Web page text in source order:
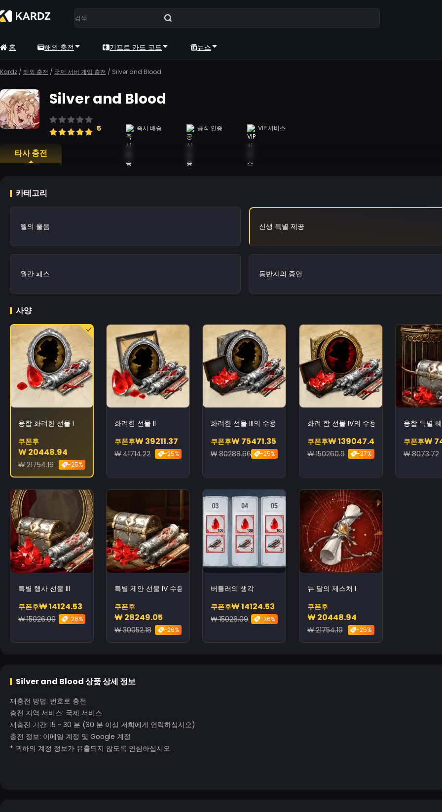
홈 해외 충전 기프트 카드 코드 뉴스
Kardz / 해외 충전 / 국제 서버 게임 충전 / Silver and Blood
Silver and Blood
5 즉시 배송 공식 인증 VIP 서비스
타사 충전
카테고리
월의 울음 신생 특별 제공
월간 패스 동반자의 증언
사양
융합 화려한 선물 I
쿠폰후
₩ 20448.94
₩ 21754.19 -25%
화려한 선물 II
쿠폰후₩ 39211.37
₩ 41714.22 -25%
화려한 선물 III의 수용
쿠폰후₩ 75471.35
₩ 80288.66 -25%
화려 함 선물 IV의 수용
쿠폰후₩ 139047.4
₩ 150260.9 -27%
융합 특별 혜
쿠폰후₩
₩ 8073.72
특별 행사 선물 III
쿠폰후₩ 14124.53
₩ 15026.09 -26%
특별 제안 선물 IV 수용
쿠폰후
₩ 28249.05
₩ 30052.18 -26%
버틀러의 생각
쿠폰후₩ 14124.53
₩ 15026.09 -26%
뉴 달의 제스처 I
쿠폰후
₩ 20448.94
₩ 21754.19 -25%
Silver and Blood상품 상세 정보
재충전 방법: 번호로 충전
충전 지역 서비스: 국제 서비스
재충전 기간: 15 ~ 30 분 (30 분 이상 저희에게 연락하십시오)
충전 정보: 이메일 계정 및 Google 계정
* 귀하의 계정 정보가 유출되지 않도록 안심하십시오.